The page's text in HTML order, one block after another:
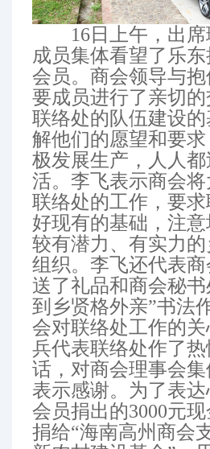
16日上午，出席
成员集体看望了乐
会员。商会领导与
要成员进行了亲切
联络处的队伍建设
解他们的愿望和要
极发展生产，人人
活。李飞表示商会
联络处的工作，要
好现有的基础，注
较有潜力、有实力
组织。李飞还代表
送了礼品和商会秘
到乡贤格外亲”书法
会对联络处工作的
兵代表联络处作了
话，对商会理事会
表示感谢。为了表
会员捐出的3000元
捐给“海南高州商会